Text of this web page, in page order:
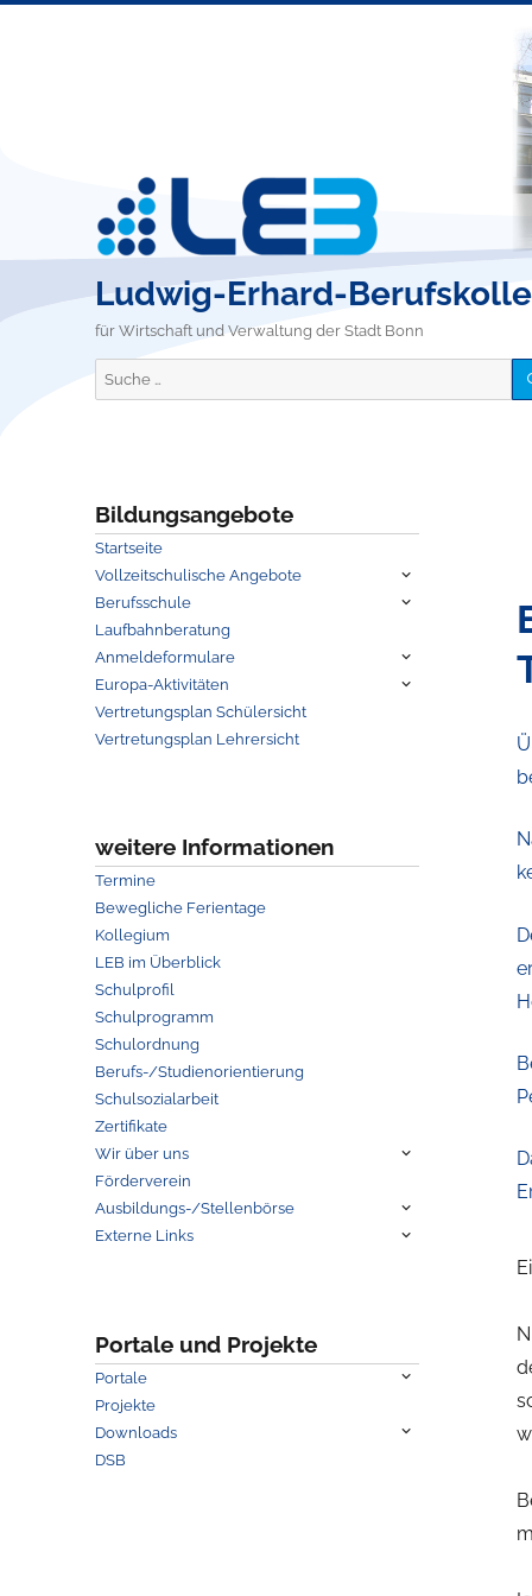
Ludwig-Erhard-
für Wirtschaft und Verwaltung der Stadt Bonn
Suche
nach:
Bildungsangebote
Startseite
Vollzeitschulische Angebote
Untermenü
Berufsschule
Untermenü
Laufbahnberatung
Anmeldeformulare
Untermenü
Europa-Aktivitäten
Untermenü
Vertretungsplan Schülersicht
Vertretungsplan Lehrersicht
weitere Informationen
Termine
Bewegliche Ferientage
Kollegium
LEB im Überblick
Schulprofil
Schulprogramm
Schulordnung
Berufs-/Studienorientierung
Schulsozialarbeit
Zertifikate
Wir über uns
Untermenü
Förderverein
Ausbildungs-/Stellenbörse
Untermenü
Externe Links
Untermenü
Portale und Projekte
Portale
Untermenü
Projekte
Downloads
Untermenü
DSB